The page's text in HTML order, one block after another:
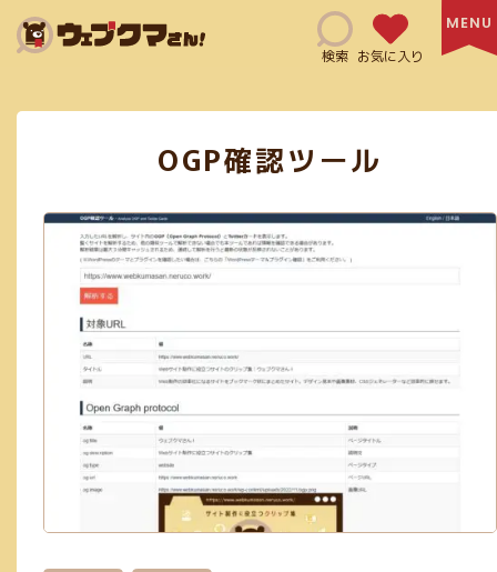
検索 お気に入り
SNSマーケティング(6) Adobe XD(3)
コミュニケーションツール(4) CSS(38) 日本語サイト(127)
無料利用可能(115) 修正指示(1) js(2) Ai(10)
フリー素材あり(59)
英語サイト(60) 買切り(5) EPS(14) 共有機能あり(8)
商用利用可能(66) クレジット表記必須(5)
スクリーンショット(3) 画像加工(6) Webフォント(7)
Adobe公式(3) 効率化(23) 画像圧縮(2) ログイン必須(23)
フラットデザイン(5) Exif情報の削除(1) SVG(23)
GIF(4) アイソメトリック(1) エンコード(2)
OGP確認ツール